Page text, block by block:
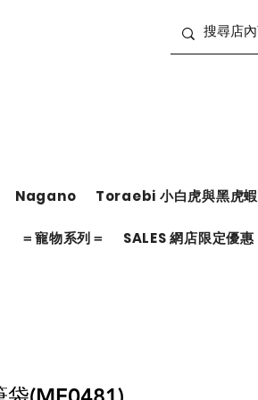
Nagano Toraebi 小白虎與黑虎蝦
＝寵物系列＝ SALES 網店限定優惠